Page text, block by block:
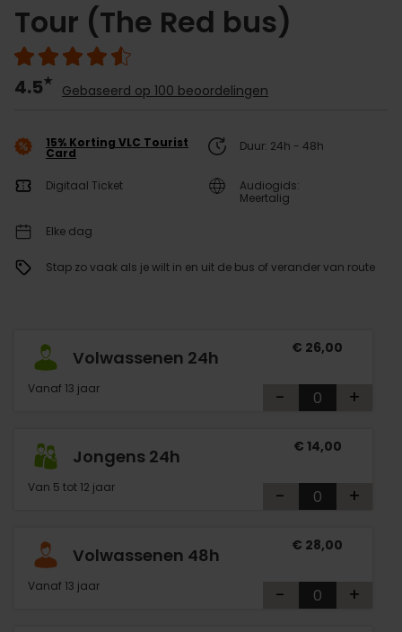
Tour (The Red bus)
4.5 Gebaseerd op 100 beoordelingen
15% Korting VLC Tourist
Card Duur: 24h - 48h
Digitaal Ticket
Audiogids:
Meertalig
Elke dag
Stap zo vaak als je wilt in en uit de bus of verander van route
Volwassenen 24h
Vanaf 13 jaar
€ 26,00
- +
Jongens 24h
Van 5 tot 12 jaar
€ 14,00
- +
Volwassenen 48h
Vanaf 13 jaar
€ 28,00
- +